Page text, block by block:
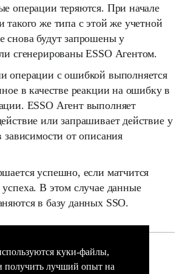
куки-файлы,
получить лучший опыт на
операции теряются. При начале
такого же типа с этой же учетной
снова будут запрошены у
сгенерированы ESSO Агентом.
операции с ошибкой выполняется
в качестве реакции на ошибку в
ESSO Агент выполняет
или запрашивает действие у
зависимости от описания
успешно, если матчится
В этом случае данные
в базу данных SSO.
Эта статья полезна
Эта статья бесполезна